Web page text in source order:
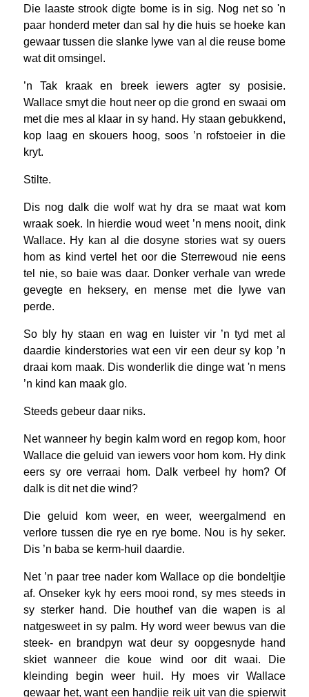
Die laaste strook digte bome is in sig. Nog net so ʹn
paar honderd meter dan sal hy die huis se hoeke kan
gewaar tussen die slanke lywe van al die reuse bome
wat dit omsingel.
’n Tak kraak en breek iewers agter sy posisie.
Wallace smyt die hout neer op die grond en swaai om
met die mes al klaar in sy hand. Hy staan gebukkend,
kop laag en skouers hoog, soos ’n rofstoeier in die
kryt.
Stilte.
Dis nog dalk die wolf wat hy dra se maat wat kom
wraak soek. In hierdie woud weet ’n mens nooit, dink
Wallace. Hy kan al die dosyne stories wat sy ouers
hom as kind vertel het oor die Sterrewoud nie eens
tel nie, so baie was daar. Donker verhale van wrede
gevegte en heksery, en mense met die lywe van
perde.
So bly hy staan en wag en luister vir ’n tyd met al
daardie kinderstories wat een vir een deur sy kop ’n
draai kom maak. Dis wonderlik die dinge wat ʹn mens
’n kind kan maak glo.
Steeds gebeur daar niks.
Net wanneer hy begin kalm word en regop kom, hoor
Wallace die geluid van iewers voor hom kom. Hy dink
eers sy ore verraai hom. Dalk verbeel hy hom? Of
dalk is dit net die wind?
Die geluid kom weer, en weer, weergalmend en
verlore tussen die rye en rye bome. Nou is hy seker.
Dis ’n baba se kerm-huil daardie.
Net ’n paar tree nader kom Wallace op die bondeltjie
af. Onseker kyk hy eers mooi rond, sy mes steeds in
sy sterker hand. Die houthef van die wapen is al
natgesweet in sy palm. Hy word weer bewus van die
steek- en brandpyn wat deur sy oopgesnyde hand
skiet wanneer die koue wind oor dit waai. Die
kleinding begin weer huil. Hy moes vir Wallace
gewaar het, want een handjie reik uit van die spierwit